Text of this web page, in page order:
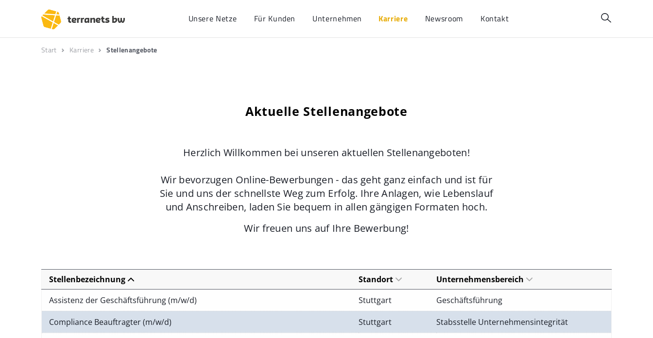
Unsere Netze Für Kunden Unternehmen Karriere Newsroom Kontakt
Start Karriere Stellenangebote
Aktuelle Stellenangebote
Herzlich Willkommen bei unseren aktuellen Stellenangeboten!
Wir bevorzugen Online-Bewerbungen - das geht ganz einfach und ist für
Sie und uns der schnellste Weg zum Erfolg. Ihre Anlagen, wie Lebenslauf
und Anschreiben, laden Sie bequem in allen gängigen Formaten hoch.
Wir freuen uns auf Ihre Bewerbung!
Stellenbezeichnung Standort
Unternehmensbereich
Assistenz der Geschäftsführung (m/w/d)
Stuttgart Geschäftsführung
Compliance Beauftragter (m/w/d) Stuttgart Stabsstelle Unternehmensintegrität